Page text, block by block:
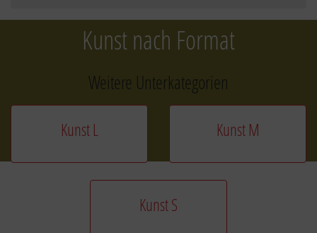
Kunst nach Format
Weitere Unterkategorien
Kunst L Kunst M
Kunst S